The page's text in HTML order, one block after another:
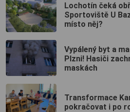
Lochotín čeká
Sportoviště U
místo něj?
Vypálený byt a
Plzni! Hasiči
maskách
Transformace
pokračovat i po